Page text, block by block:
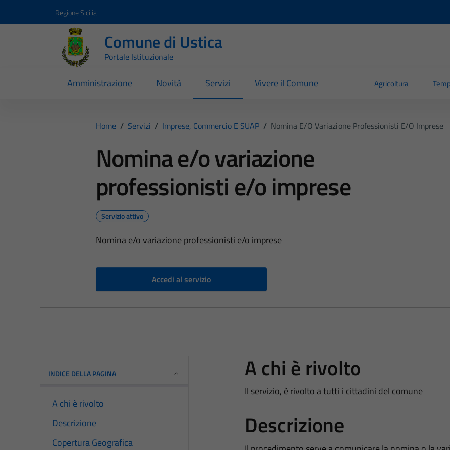
Regione Sicilia
Comune di Ustica
Portale Istituzionale
Amministrazione Novità Servizi Vivere il Comune Agricoltura
Home / Servizi / Imprese, Commercio E SUAP / Nomina E/o Variazione Professionisti E/o Imprese
Nomina e/o variazione
professionisti e/o imprese
Servizio attivo
Nomina e/o variazione professionisti e/o imprese
Accedi al servizio
INDICE DELLA PAGINA
A chi è rivolto
Descrizione
Copertura Geografica
A chi è rivolto
Il servizio, è rivolto a tutti i cittadini del comune
Descrizione